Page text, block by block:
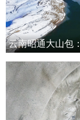
云南昭通大山包